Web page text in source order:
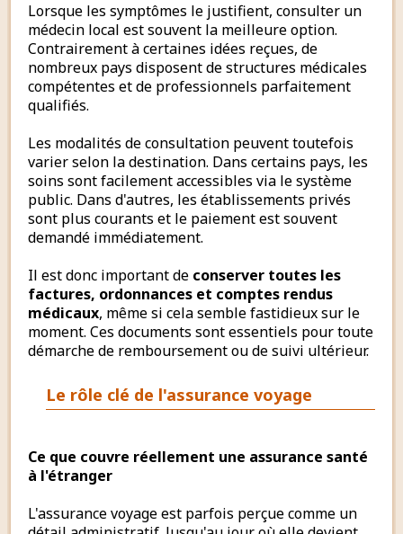
Lorsque les symptômes le justifient, consulter un
médecin local est souvent la meilleure option.
Contrairement à certaines idées reçues, de
nombreux pays disposent de structures médicales
compétentes et de professionnels parfaitement
qualifiés.
Les modalités de consultation peuvent toutefois
varier selon la destination. Dans certains pays, les
soins sont facilement accessibles via le système
public. Dans d'autres, les établissements privés
sont plus courants et le paiement est souvent
demandé immédiatement.
Il est donc important de conserver toutes les
factures, ordonnances et comptes rendus
médicaux, même si cela semble fastidieux sur le
moment. Ces documents sont essentiels pour toute
démarche de remboursement ou de suivi ultérieur.
Le rôle clé de l'assurance voyage
Ce que couvre réellement une assurance santé
à l'étranger
L'assurance voyage est parfois perçue comme un